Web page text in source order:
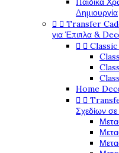
Δημιουργία
  Transfer
για Έπιπλα &
 
Home
 
Σχεδίων